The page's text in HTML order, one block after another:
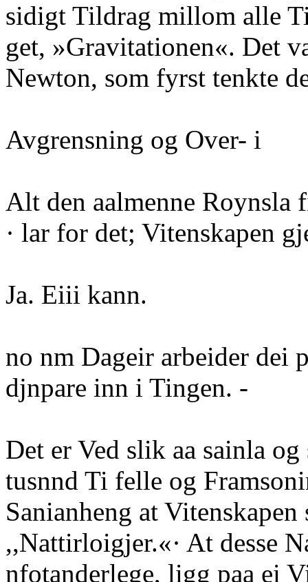
sidigt Tildrag millom alle
get, »Gravitationen«. Det
Newton, som fyrst tenkte
Avgrensning og Over- i
Alt den aalmenne Roynsla
· lar for det; Vitenskapen
Ja. Eiii kann.
no nm Dageir arbeider dei
djnpare inn i Tingen. -
Det er Ved slik aa sainla og
tusnnd Ti felle og
Sanianheng at
,,Nattirloigjer.«· At desse
nfotanderlege, ligg paa ei